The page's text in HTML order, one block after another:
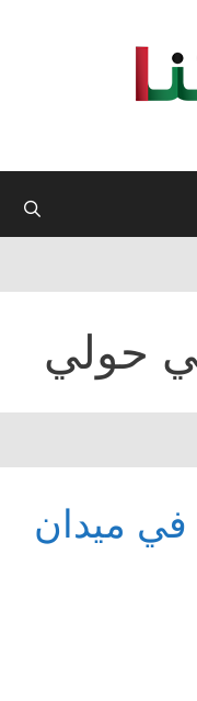
حولي
في ميدان